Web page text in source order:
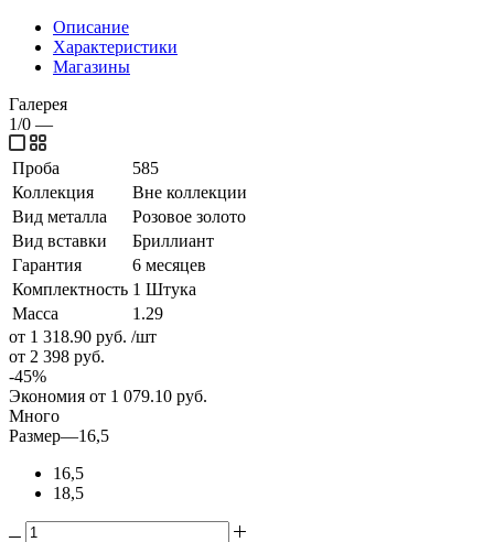
Описание
Характеристики
Магазины
Галерея
1/0 —
Проба
585
Коллекция
Вне коллекции
Вид металла
Розовое золото
Вид вставки
Бриллиант
Гарантия
6 месяцев
Комплектность 1 Штука
Масса
1.29
от 1 318.90 руб. /шт
от 2 398 руб.
-45%
Экономия от 1 079.10 руб.
Много
Размер—16,5
16,5
18,5